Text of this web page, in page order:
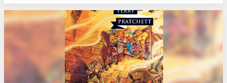
très amusants avec les mots -onomastique,...